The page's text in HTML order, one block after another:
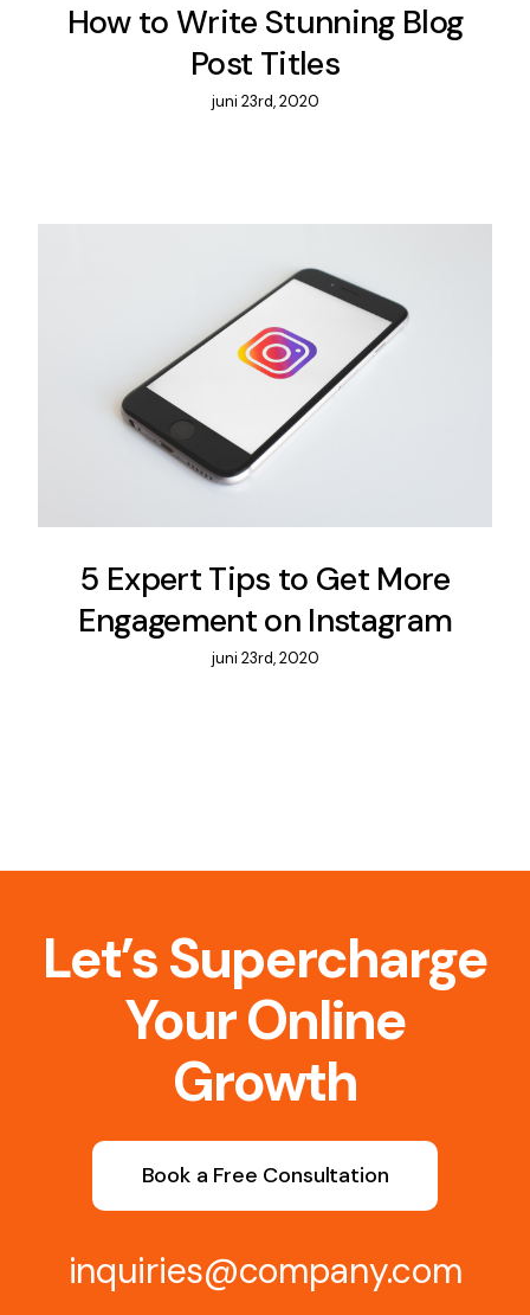
How to Write Stunning Blog
Post Titles
juni 23rd, 2020
5 Expert Tips to Get More
Engagement on Instagram
juni 23rd, 2020
Let’s Supercharge
Your Online
Growth
Book a Free Consultation
inquiries@company.com